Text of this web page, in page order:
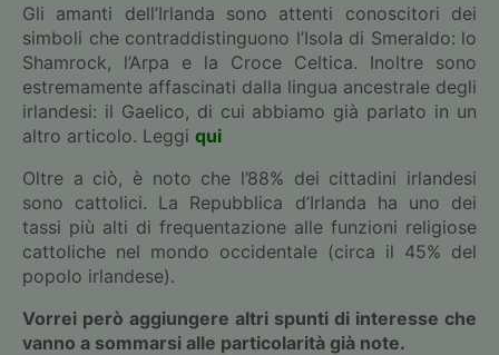
Gli amanti dell’Irlanda sono attenti conoscitori dei
simboli che contraddistinguono l’Isola di Smeraldo: lo
Shamrock, l’Arpa e la Croce Celtica. Inoltre sono
estremamente affascinati dalla lingua ancestrale degli
irlandesi: il Gaelico, di cui abbiamo già parlato in un
altro articolo. Leggi qui
Oltre a ciò, è noto che l’88% dei cittadini irlandesi
sono cattolici. La Repubblica d’Irlanda ha uno dei
tassi più alti di frequentazione alle funzioni religiose
cattoliche nel mondo occidentale (circa il 45% del
popolo irlandese).
Vorrei però aggiungere altri spunti di interesse che
vanno a sommarsi alle particolarità già note.